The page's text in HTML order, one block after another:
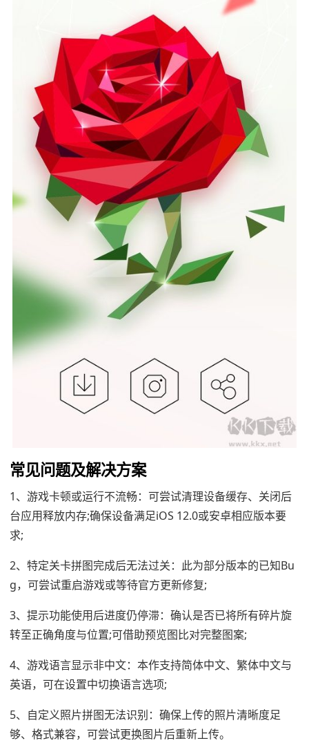
常见问题及解决方案
1、游戏卡顿或运行不流畅：可尝试清理设备缓存、关闭后
台应用释放内存;确保设备满足iOS 12.0或安卓相应版本要
求;
2、特定关卡拼图完成后无法过关：此为部分版本的已知Bu
g，可尝试重启游戏或等待官方更新修复;
3、提示功能使用后进度仍停滞：确认是否已将所有碎片旋
转至正确角度与位置;可借助预览图比对完整图案;
4、游戏语言显示非中文：本作支持简体中文、繁体中文与
英语，可在设置中切换语言选项;
5、自定义照片拼图无法识别：确保上传的照片清晰度足
够、格式兼容，可尝试更换图片后重新上传。